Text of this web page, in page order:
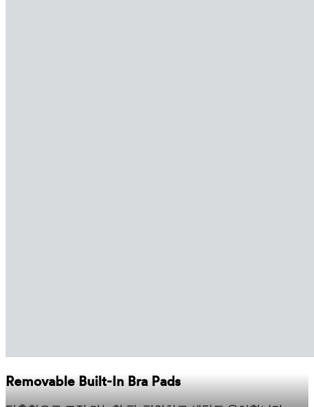
Removable Built-In Bra Pads